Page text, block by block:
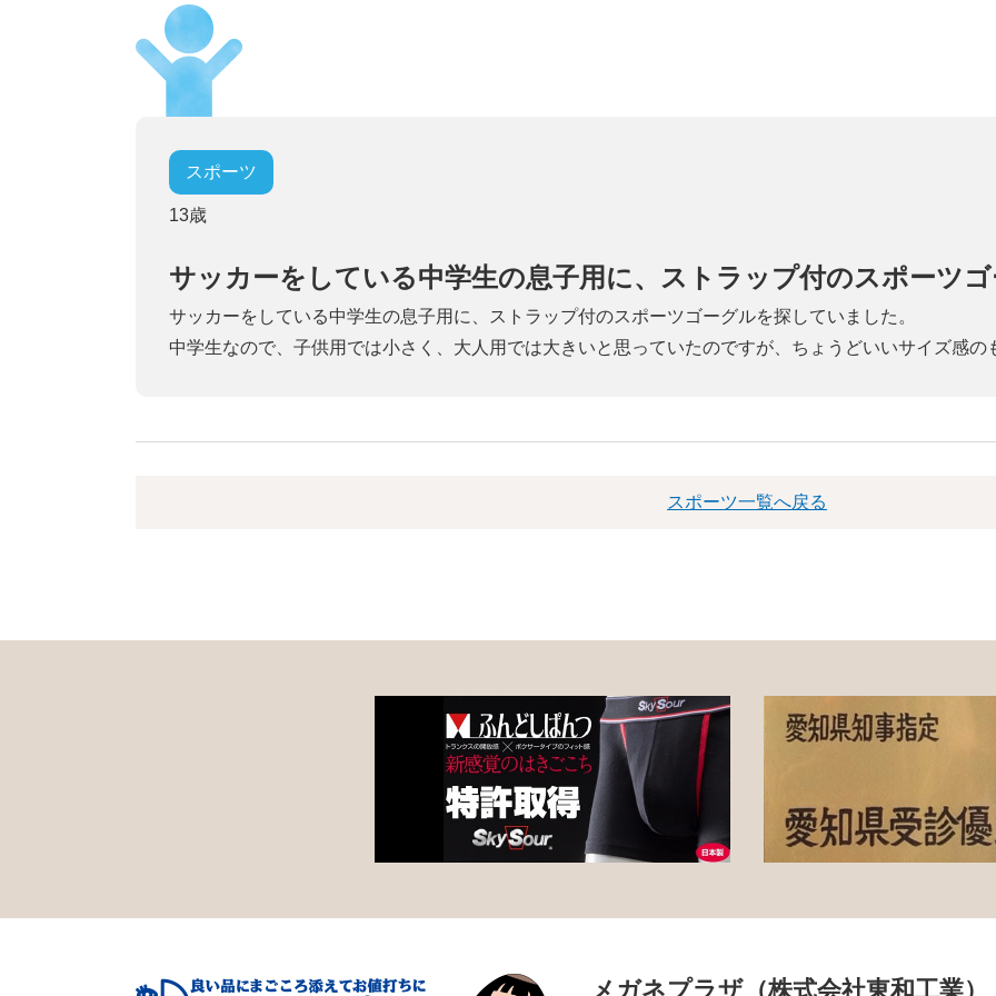
スポーツ
13歳
サッカーをしている中学生の息子用に、ストラップ付のスポーツ
サッカーをしている中学生の息子用に、ストラップ付のスポーツゴーグルを探していました。
中学生なので、子供用では小さく、大人用では大きいと思っていたのですが、ちょうどいいサイズ感
スポーツ一覧へ戻る
メガネプラザ（株式会社東和工業）